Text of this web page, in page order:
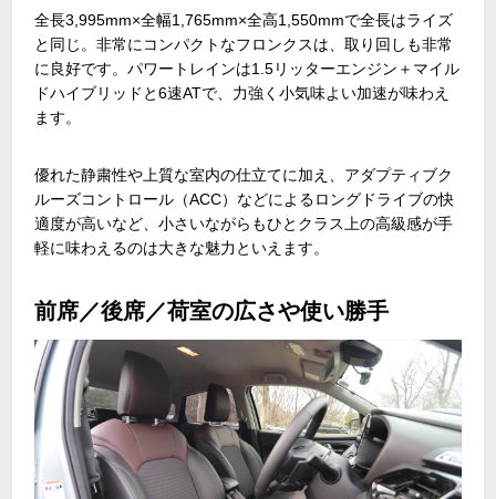
全長3,995mm×全幅1,765mm×全高1,550mmで全長はライズ
と同じ。非常にコンパクトなフロンクスは、取り回しも非常
に良好です。パワートレインは1.5リッターエンジン＋マイル
ドハイブリッドと6速ATで、力強く小気味よい加速が味わえ
ます。
優れた静粛性や上質な室内の仕立てに加え、アダプティブク
ルーズコントロール（ACC）などによるロングドライブの快
適度が高いなど、小さいながらもひとクラス上の高級感が手
軽に味わえるのは大きな魅力といえます。
前席／後席／荷室の広さや使い勝手